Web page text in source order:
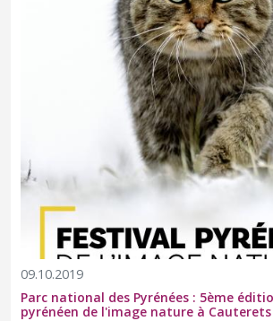
09.10.2019
Parc national des Pyrénées : 5ème
pyrénéen de l'image nature à Cauterets